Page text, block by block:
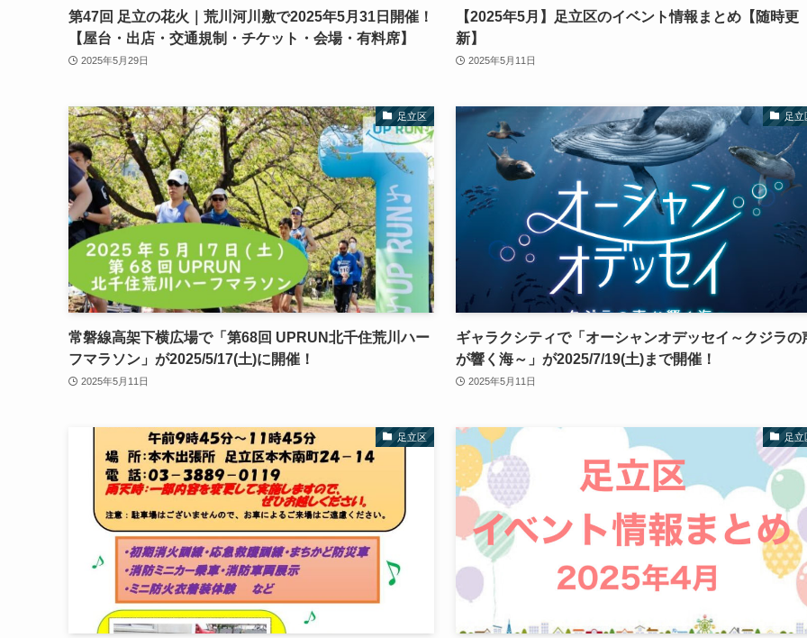
第47回 足立の花火｜荒川河川敷で2025年5月31日開催！
【屋台・出店・交通規制・チケット・会場・有料席】
2025年5月29日
【2025年5月】足立区のイベント情報まとめ【随時更
新】
2025年5月11日
足立区
常磐線高架下横広場で「第68回 UPRUN北千住荒川ハー
フマラソン」が2025/5/17(土)に開催！
2025年5月11日
足立
ギャラクシティで「オーシャンオデッセイ～クジラの
が響く海～」が2025/7/19(土)まで開催！
2025年5月11日
足立区 足立